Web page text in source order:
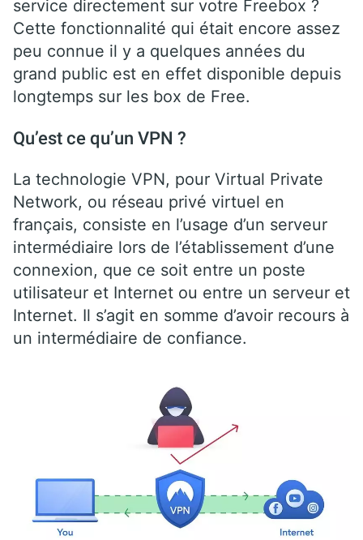
service directement sur votre Freebox ?
Cette fonctionnalité qui était encore assez
peu connue il y a quelques années du
grand public est en effet disponible depuis
longtemps sur les box de Free.
Qu’est ce qu’un VPN ?
La technologie VPN, pour Virtual Private
Network, ou réseau privé virtuel en
français, consiste en l’usage d’un serveur
intermédiaire lors de l’établissement d’une
connexion, que ce soit entre un poste
utilisateur et Internet ou entre un serveur et
Internet. Il s’agit en somme d’avoir recours à
un intermédiaire de confiance.